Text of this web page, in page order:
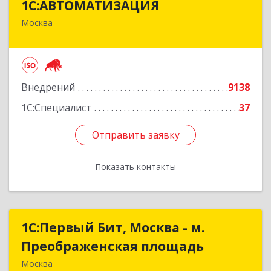
1С:АВТОМАТИЗАЦИЯ
Москва
Внедрений
9138
1С:Специалист
37
Отправить заявку
Показать контакты
111024, Москва г, Энтузиастов 1-я ул, дом №
Отправить заявку
Назад
1С:Первый Бит, Москва - м.
Преображенская площадь
Москва
1С:Первый Бит, Москва - м.
Преображенская площадь